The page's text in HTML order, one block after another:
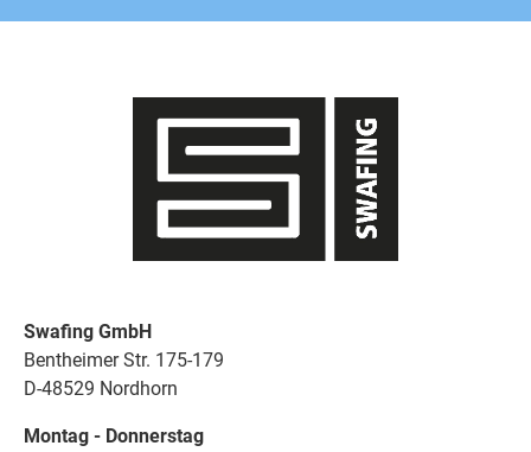
Swafing GmbH
Bentheimer Str. 175-179
D-48529 Nordhorn
Montag - Donnerstag